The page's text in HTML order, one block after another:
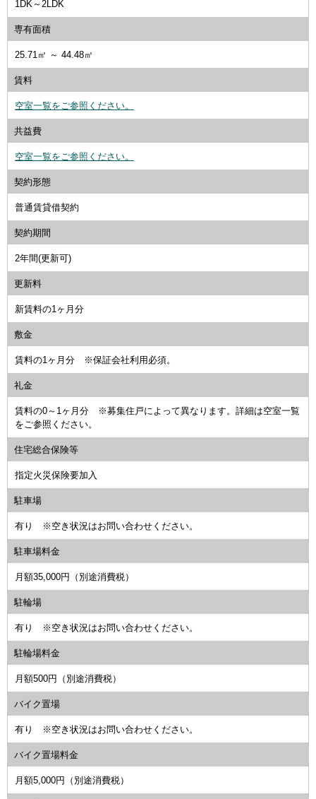
1DK～2LDK
専有面積
25.71㎡ ～ 44.48㎡
賃料
空室一覧をご参照ください。
共益費
空室一覧をご参照ください。
契約形態
普通賃貸借契約
契約期間
2年間(更新可)
更新料
新賃料の1ヶ月分
敷金
賃料の1ヶ月分 ※保証会社利用必須。
礼金
賃料の0～1ヶ月分 ※募集住戸によって異なります。詳細は空室一覧
をご参照ください。
住宅総合保険等
指定火災保険要加入
駐車場
有り ※空き状況はお問い合わせください。
駐車場料金
月額35,000円（別途消費税）
駐輪場
有り ※空き状況はお問い合わせください。
駐輪場料金
月額500円（別途消費税）
バイク置場
有り ※空き状況はお問い合わせください。
バイク置場料金
月額5,000円（別途消費税）